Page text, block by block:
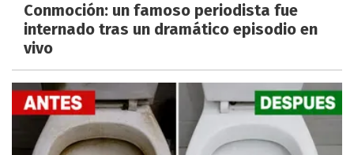
Conmoción: un famoso periodista fue
internado tras un dramático episodio en
vivo